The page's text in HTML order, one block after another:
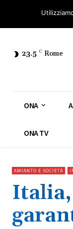
Osservatorio
23.5 C Rome
ONA
ONA TV
AMIANTO E SOCIETÀ